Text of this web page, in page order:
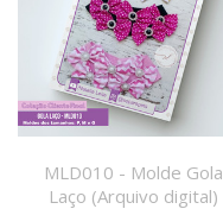
MLD010 - Molde Gola
Laço (Arquivo digital)